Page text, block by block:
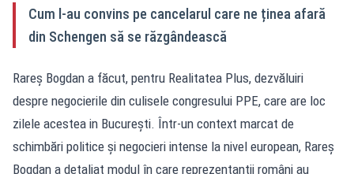
Cum l-au convins pe cancelarul care ne ținea afară
din Schengen să se răzgândească
Rareș Bogdan a făcut, pentru Realitatea Plus, dezvăluiri
despre negocierile din culisele congresului PPE, care are loc
zilele acestea in București. Într-un context marcat de
schimbări politice și negocieri intense la nivel european, Rareș
Bogdan a detaliat modul în care reprezentanții români au